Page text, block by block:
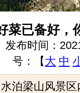
菜已备好
布时间：
号：【大 中
泊梁山风景